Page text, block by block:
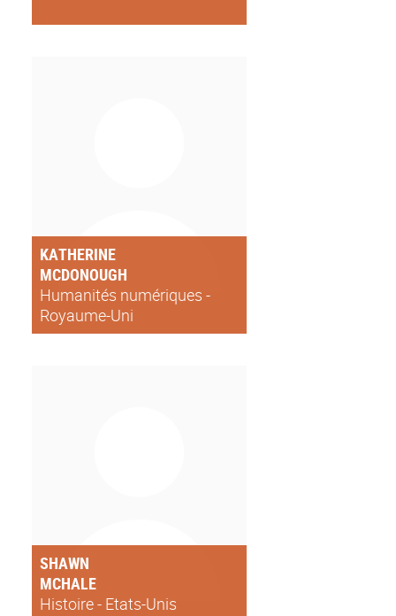
KATHERINE
MCDONOUGH
Humanités numériques -
Royaume-Uni
SHAWN
MCHALE
Histoire - Etats-Unis